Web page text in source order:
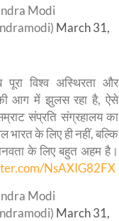
Modi
March 31,
विश्व अस्थिरता और
आग में झुलस रहा है, ऐसे
संप्रति संग्रहालय का
के लिए ही नहीं, बल्कि
के लिए बहुत अहम है।
NsAXIG82FX
Modi
March 31,